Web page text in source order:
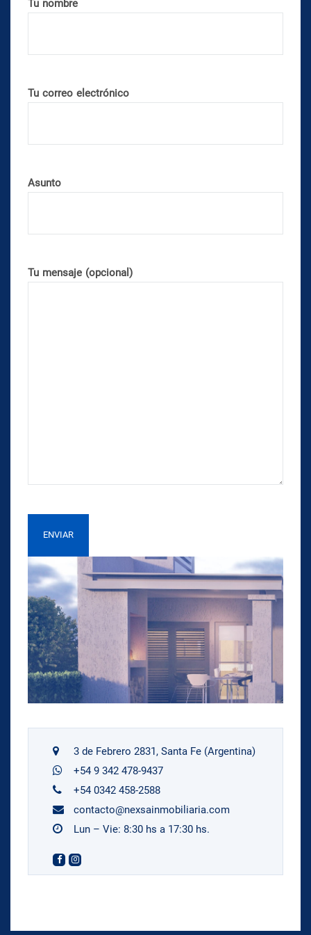
Tu nombre
Tu correo electrónico
Asunto
Tu mensaje (opcional)
3 de Febrero 2831, Santa Fe (Argentina)
+54 9 342 478-9437
+54 0342 458-2588
contacto@nexsainmobiliaria.com
Lun – Vie: 8:30 hs a 17:30 hs.